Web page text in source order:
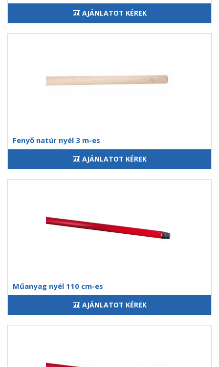
AJÁNLATOT KÉREK
Fenyő natúr nyél 3 m-es
AJÁNLATOT KÉREK
Műanyag nyél 110 cm-es
AJÁNLATOT KÉREK